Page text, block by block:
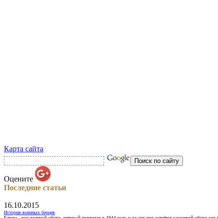
Карта сайта
Оцените
Последние статьи
16.10.2015
История военных берцев